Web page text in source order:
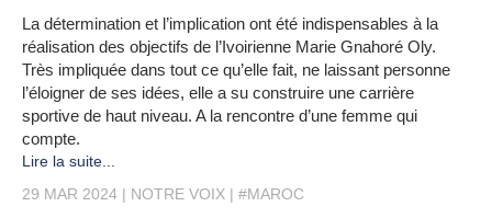
La détermination et l’implication ont été indispensables à la
réalisation des objectifs de l’Ivoirienne Marie Gnahoré Oly.
Très impliquée dans tout ce qu’elle fait, ne laissant personne
l’éloigner de ses idées, elle a su construire une carrière
sportive de haut niveau. A la rencontre d’une femme qui
compte.
Lire la suite...
29 MAR 2024
NOTRE VOIX #MAROC